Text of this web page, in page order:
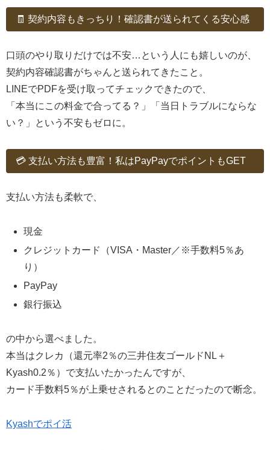
🧾 契約内容もきっちり！確認書が送られてくる安心感
口頭のやり取りだけでは不安…という人にも嬉しいのが、
契約内容確認書がちゃんと送られてきたこと。
LINEでPDFを受け取ってチェックできたので、
「本当にこの料金で合ってる？」「当日トラブルにならな
い？」という不安もゼロに。
💳 支払い方法も豊富！私はPayPayでポイントもGET
支払い方法も柔軟で、
現金
クレジットカード（VISA・Master／※手数料5％あ
り）
PayPay
銀行振込
の中から選べました。
本当はクレカ（還元率2％の三井住友ゴールドNL＋
Kyash0.2％）で支払いたかったんですが、
カード手数料5％が上乗せされるとのことだったので断念。
Kyashでポイ活